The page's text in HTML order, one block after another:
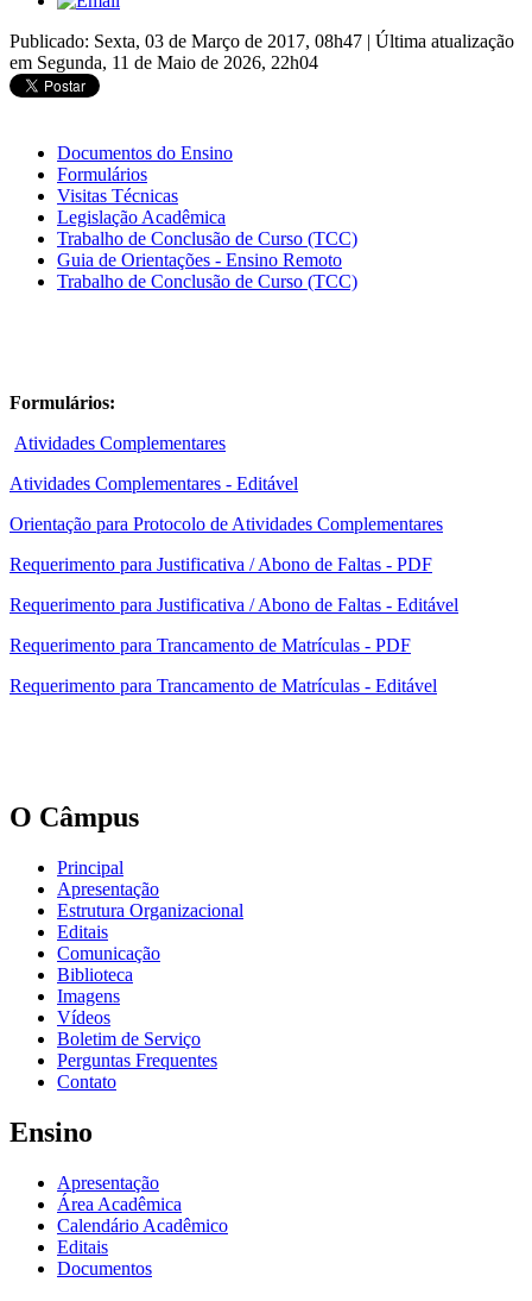
Publicado: Sexta, 03 de Março de 2017, 08h47 | Última atualização
em Segunda, 11 de Maio de 2026, 22h04
Documentos do Ensino
Formulários
Visitas Técnicas
Legislação Acadêmica
Trabalho de Conclusão de Curso (TCC)
Guia de Orientações - Ensino Remoto
Trabalho de Conclusão de Curso (TCC)
Formulários:
Atividades Complementares
Atividades Complementares - Editável
Orientação para Protocolo de Atividades Complementares
Requerimento para Justificativa / Abono de Faltas - PDF
Requerimento para Justificativa / Abono de Faltas - Editável
Requerimento para Trancamento de Matrículas - PDF
Requerimento para Trancamento de Matrículas - Editável
O Câmpus
Principal
Apresentação
Estrutura Organizacional
Editais
Comunicação
Biblioteca
Imagens
Vídeos
Boletim de Serviço
Perguntas Frequentes
Contato
Ensino
Apresentação
Área Acadêmica
Calendário Acadêmico
Editais
Documentos